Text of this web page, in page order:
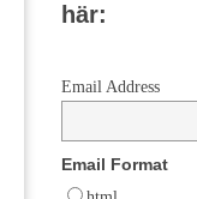
här:
Email Address
Email Format